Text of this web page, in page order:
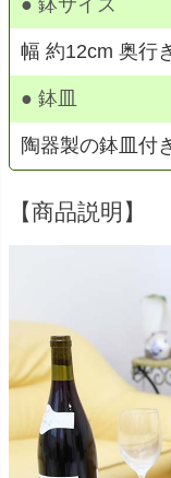
幅 約12cm 奥行
● 鉢皿
陶器製の鉢皿付
【商品説明】